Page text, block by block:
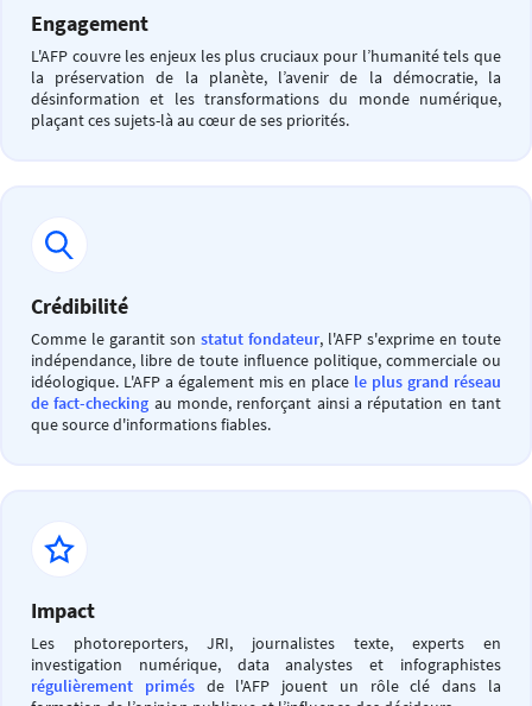
Engagement
L'AFP couvre les enjeux les plus cruciaux pour l’humanité tels que
la préservation de la planète, l’avenir de la démocratie, la
désinformation et les transformations du monde numérique,
plaçant ces sujets-là au cœur de ses priorités.
Crédibilité
Comme le garantit son statut fondateur, l'AFP s'exprime en toute
indépendance, libre de toute influence politique, commerciale ou
idéologique. L'AFP a également mis en place le plus grand réseau
de fact-checking au monde, renforçant ainsi a réputation en tant
que source d'informations fiables.
Impact
Les photoreporters, JRI, journalistes texte, experts en
investigation numérique, data analystes et infographistes
régulièrement primésde l'AFP jouent un rôle clé dans la